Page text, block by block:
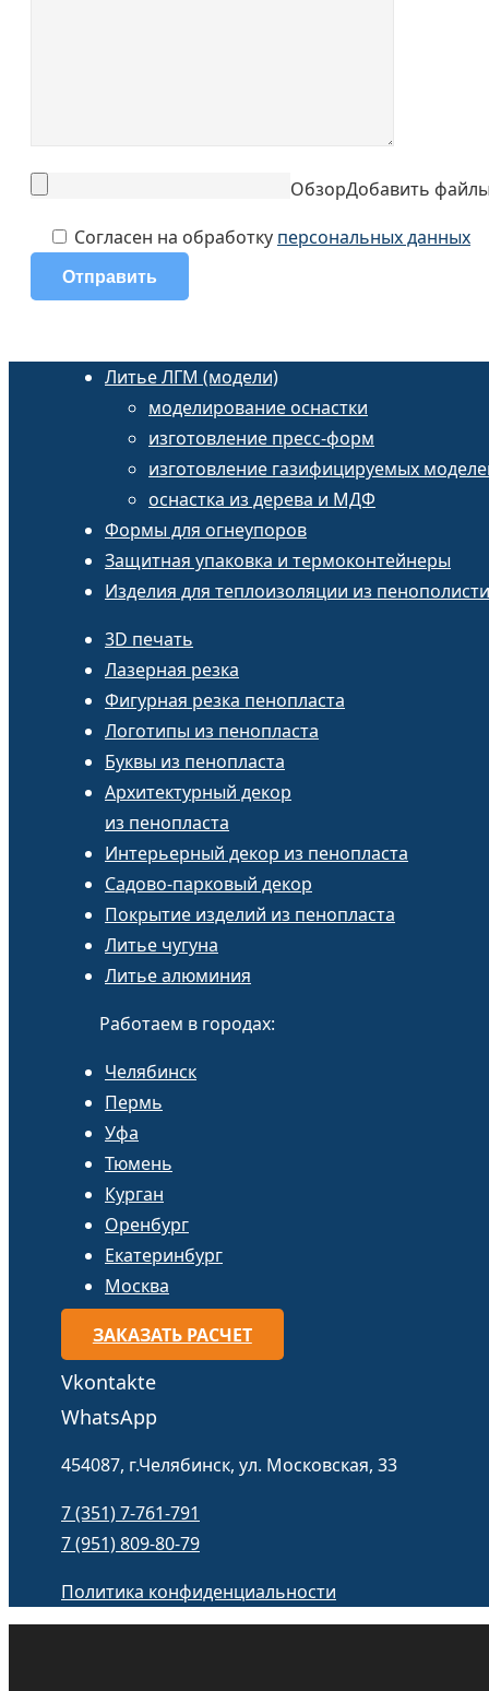
ОбзорДобавить
Согласен на обработку персональных данных
Литье ЛГМ (модели)
моделирование оснастки
изготовление пресс-форм
изготовление газифицируемых
оснастка из дерева и МДФ
Формы для огнеупоров
Защитная упаковка и термоконтейнеры
Изделия для теплоизоляции из
3D печать
Лазерная резка
Фигурная резка пенопласта
Логотипы из пенопласта
Буквы из пенопласта
Архитектурный декор
из пенопласта
Интерьерный декор из пенопласта
Садово-парковый декор
Покрытие изделий из пенопласта
Литье чугуна
Литье алюминия
Работаем в городах:
Челябинск
Пермь
Уфа
Тюмень
Курган
Оренбург
Екатеринбург
Москва
ЗАКАЗАТЬ РАСЧЕТ
Vkontakte
WhatsApp
454087, г.Челябинск, ул. Московская, 33
7 (351) 7-761-791
7 (951) 809-80-79
Политика конфиденциальности